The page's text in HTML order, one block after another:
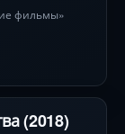
жизни.
жертва
души.
фильмы»
(2018)